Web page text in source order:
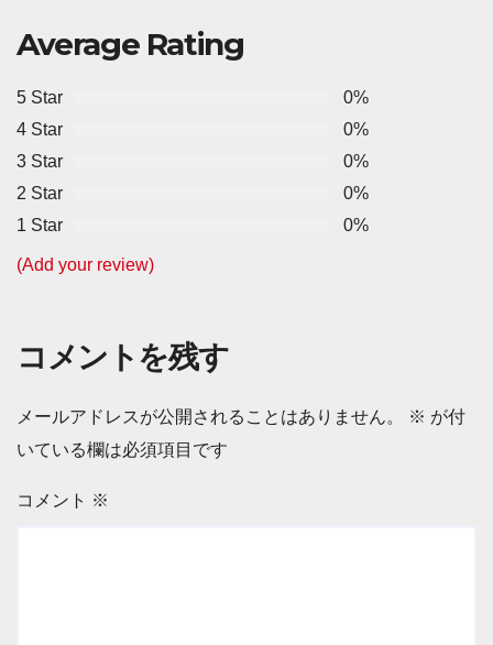
Average Rating
5 Star
0%
4 Star
0%
3 Star
0%
2 Star
0%
1 Star
0%
(Add your review)
コメントを残す
メールアドレスが公開されることはありません。 ※ が付
いている欄は必須項目です
コメント ※